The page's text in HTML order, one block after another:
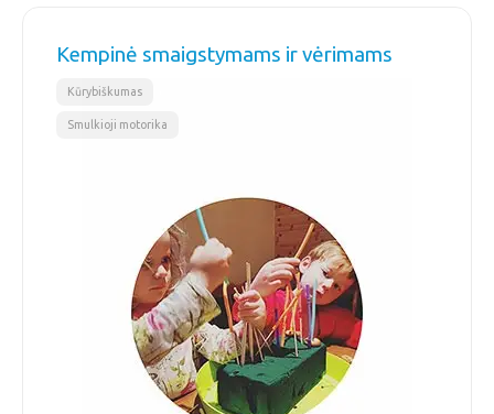
Kempinė smaigstymams ir vėrimams
Kūrybiškumas
Smulkioji motorika